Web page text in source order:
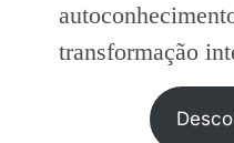
transformação